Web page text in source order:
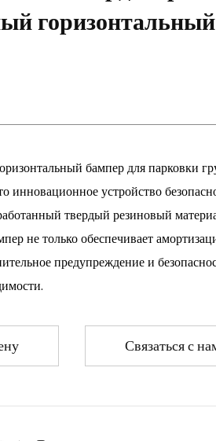
бампер для парковки
инновационное устройство
твердый резиновый
не только обеспечивает
предупреждение и
Связаться с